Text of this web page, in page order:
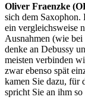
Oliver Fraenzke
sich dem Saxophon.
ein vergleichsweise
Ausnahmen (wie
denke an Debussy
meisten verbinden
zwar ebenso spät
kamen Sie dazu, für
spricht Sie an ihm so